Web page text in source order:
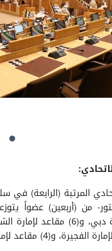
المرتبة (الرابعة)